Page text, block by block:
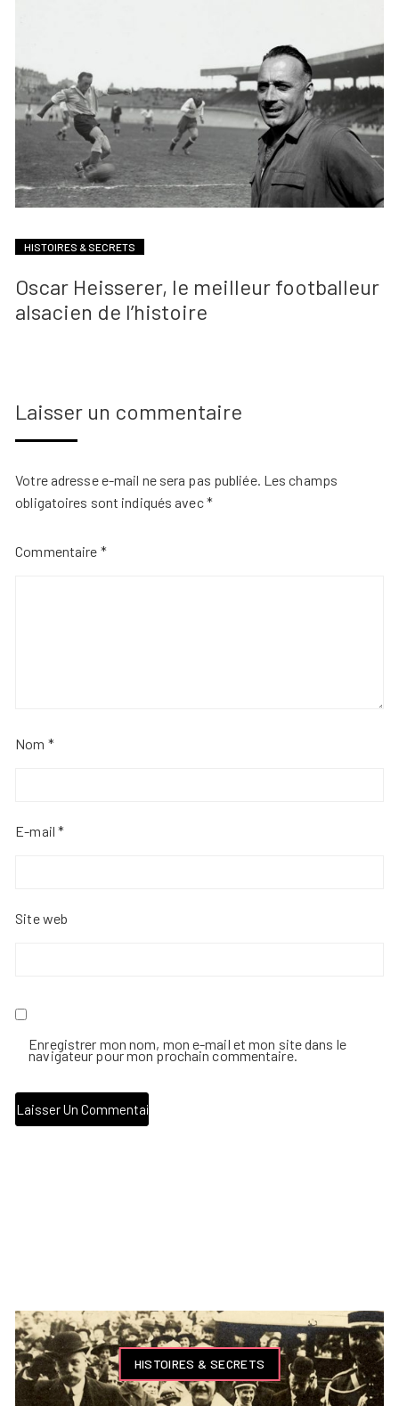
HISTOIRES & SECRETS
Oscar Heisserer, le meilleur footballeur
alsacien de l’histoire
Laisser un commentaire
Votre adresse e-mail ne sera pas publiée. Les champs
obligatoires sont indiqués avec*
Commentaire *
Nom *
E-mail*
Site web
Enregistrer mon nom, mon e-mail et mon site dans le
navigateur pour mon prochain commentaire.
HISTOIRES & SECRETS